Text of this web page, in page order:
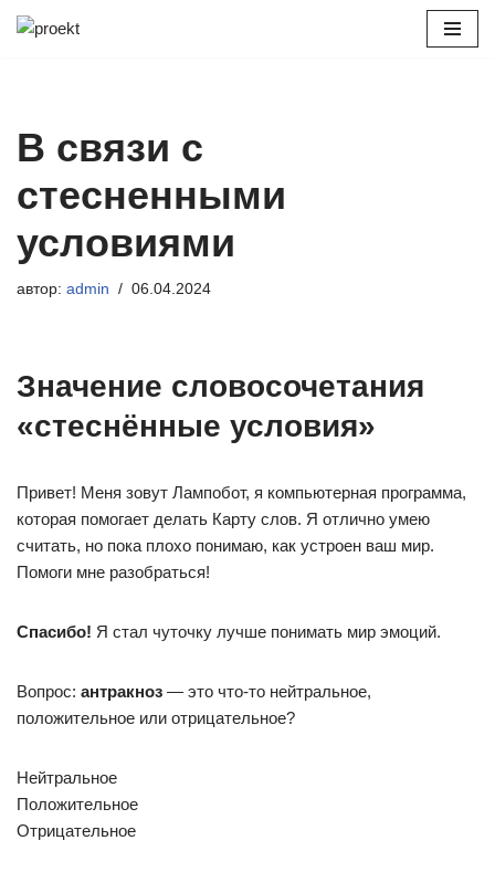
В связи с
стесненными
условиями
автор: admin 06.04.2024
Значение словосочетания
«стеснённые условия»
Привет! Меня зовут Лампобот, я компьютерная программа,
которая помогает делать Карту слов. Я отлично умею
считать, но пока плохо понимаю, как устроен ваш мир.
Помоги мне разобраться!
Спасибо! Я стал чуточку лучше понимать мир эмоций.
Вопрос: антракноз — это что-то нейтральное,
положительное или отрицательное?
Нейтральное
Положительное
Отрицательное